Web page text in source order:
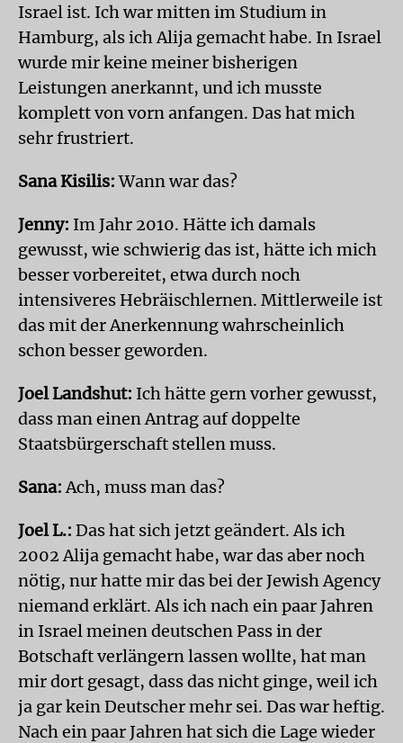
Israel ist. Ich war mitten im Studium in
Hamburg, als ich Alija gemacht habe. In Israel
wurde mir keine meiner bisherigen
Leistungen anerkannt, und ich musste
komplett von vorn anfangen. Das hat mich
sehr frustriert.
Sana Kisilis:Wann war das?
Jenny: Im Jahr 2010. Hätte ich damals
gewusst, wie schwierig das ist, hätte ich mich
besser vorbereitet, etwa durch noch
intensiveres Hebräischlernen. Mittlerweile ist
das mit der Anerkennung wahrscheinlich
schon besser geworden.
Joel Landshut: Ich hätte gern vorher gewusst,
dass man einen Antrag auf doppelte
Staatsbürgerschaft stellen muss.
Sana:Ach, muss man das?
Joel L.: Das hat sich jetzt geändert. Als ich
2002 Alija gemacht habe, war das aber noch
nötig, nur hatte mir das bei der Jewish Agency
niemand erklärt. Als ich nach ein paar Jahren
in Israel meinen deutschen Pass in der
Botschaft verlängern lassen wollte, hat man
mir dort gesagt, dass das nicht ginge, weil ich
ja gar kein Deutscher mehr sei. Das war heftig.
Nach ein paar Jahren hat sich die Lage wieder